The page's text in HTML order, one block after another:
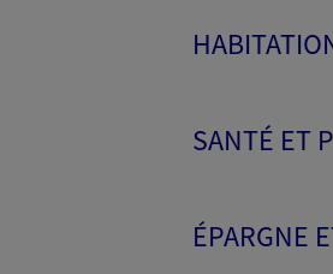
SANTÉ ET
ÉPARGNE